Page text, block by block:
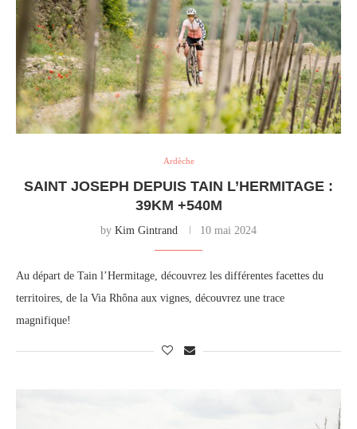
Ardèche
SAINT JOSEPH DEPUIS TAIN L’HERMITAGE :
39KM +540M
by Kim Gintrand 10 mai 2024
Au départ de Tain l’Hermitage, découvrez les différentes facettes du
territoires, de la Via Rhôna aux vignes, découvrez une trace
magnifique!